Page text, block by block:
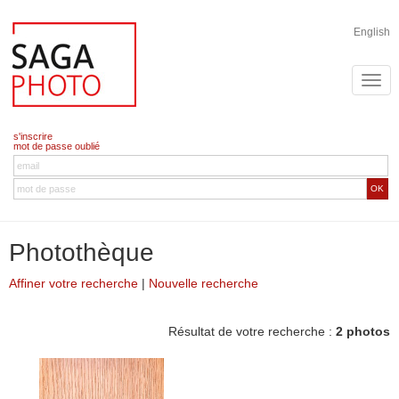
English
s'inscrire
mot de passe oublié
OK
Photothèque
Affiner votre recherche | Nouvelle recherche
Résultat de votre recherche : 2 photos